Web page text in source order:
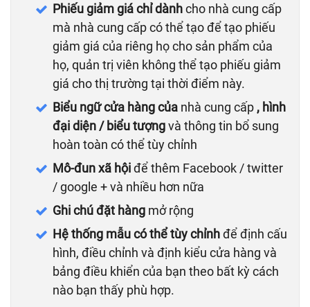
Phiếu giảm giá chỉ dànhcho nhà cung cấp
mà nhà cung cấp có thể tạo để tạo phiếu
giảm giá của riêng họ cho sản phẩm của
họ, quản trị viên không thể tạo phiếu giảm
giá cho thị trường tại thời điểm này.
Biểu ngữ cửa hàng của nhà cung cấp , hình
đại diện / biểu tượngvà thông tin bổ sung
hoàn toàn có thể tùy chỉnh
Mô-đun xã hộiđể thêm Facebook / twitter
/ google + và nhiều hơn nữa
Ghi chú đặt hàng mở rộng
Hệ thống mẫu có thể tùy chỉnhđể định cấu
hình, điều chỉnh và định kiểu cửa hàng và
bảng điều khiển của bạn theo bất kỳ cách
nào bạn thấy phù hợp.